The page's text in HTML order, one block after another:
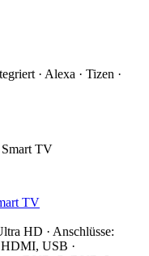
· Alexa · Tizen ·
TV
HD · Anschlüsse:
USB ·